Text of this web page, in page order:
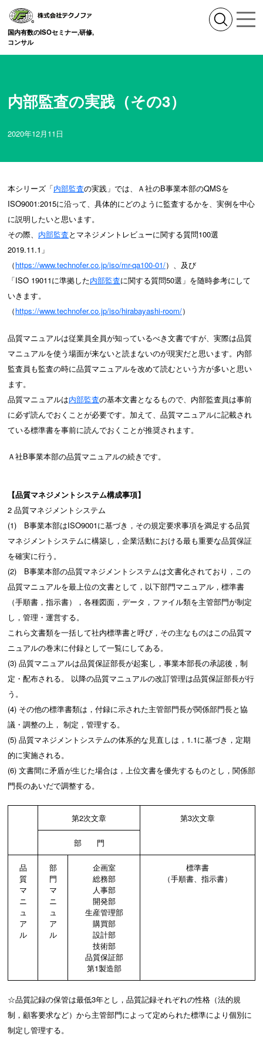
国内有数のISOセミナー,研修,
コンサル
内部監査の実践（その3）
2020年12月11日
本シリーズ「内部監査の実践」では、Ａ社のB事業本部のQMSを
ISO9001:2015に沿って、具体的にどのように監査するかを、実例を中心
に説明したいと思います。
その際、 内部監査とマネジメントレビューに関する質問100選
2019.11.1」
（https://www.technofer.co.jp/iso/mr-qa100-01/）、及び
「ISO 19011に準拠した内部監査に関する質問50選」を随時参考にして
いきます。
（https://www.technofer.co.jp/iso/hirabayashi-room/）
品質マニュアルは従業員全員が知っているべき文書ですが、実際は品質
マニュアルを使う場面が来ないと読まないのが現実だと思います。内部
監査員も監査の時に品質マニュアルを改めて読むという方が多いと思い
ます。
品質マニュアルは内部監査の基本文書となるもので、内部監査員は事前
に必ず読んでおくことが必要です。加えて、品質マニュアルに記載され
ている標準書を事前に読んでおくことが推奨されます。
Ａ社B事業本部の品質マニュアルの続きです。
【品質マネジメントシステム構成事項】
2 品質マネジメントシステム
(1) B事業本部はISO9001に基づき，その規定要求事項を満足する品質
マネジメントシステムに構築し，企業活動における最も重要な品質保証
を確実に行う。
(2) B事業本部の品質マネジメントシステムは文書化されており，この
品質マニュアルを最上位の文書として，以下部門マニュアル，標準書
（手順書，指示書），各種図面，データ，ファイル類を主管部門が制定
し，管理・運営する。
これら文書類を一括して社内標準書と呼び，その主なものはこの品質マ
ニュアルの巻末に付録として一覧にしてある。
(3) 品質マニュアルは品質保証部長が起案し，事業本部長の承認後，制
定・配布される。 以降の品質マニュアルの改訂管理は品質保証部長が行
う。
(4) その他の標準書類は，付録に示された主管部門長が関係部門長と協
議・調整の上， 制定，管理する。
(5) 品質マネジメントシステムの体系的な見直しは，1.1に基づき，定期
的に実施される。
(6) 文書間に矛盾が生じた場合は，上位文書を優先するものとし，関係部
門長のあいだで調整する。
第2次文章 第3次文章
部 門
品
質
マ
ニ
ュ
ア
ル
部
門
マ
ニ
ュ
ア
ル
企画室
総務部
人事部
開発部
生産管理部
購買部
設計部
技術部
品質保証部
第1製造部
標準書
（手順書、指示書）
☆品質記録の保管は最低3年とし，品質記録それぞれの性格（法的規
制，顧客要求など）から主管部門によって定められた標準により個別に
制定し管理する。